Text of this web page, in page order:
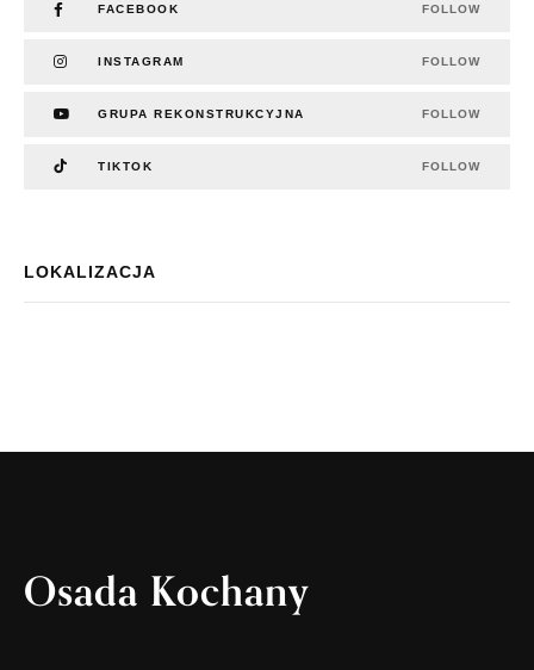
FACEBOOK FOLLOW
INSTAGRAM FOLLOW
GRUPA REKONSTRUKCYJNA FOLLOW
TIKTOK FOLLOW
LOKALIZACJA
Osada Kochany